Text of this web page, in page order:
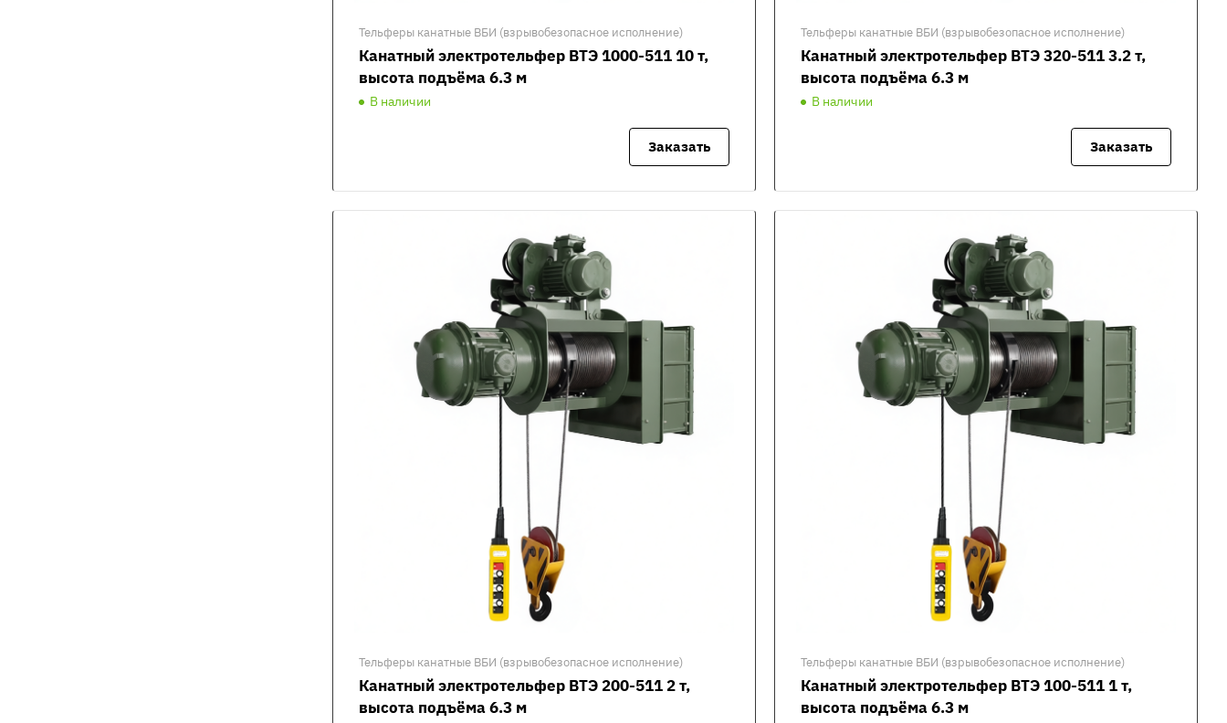
Тельферы канатные ВБИ (взрывобезопасное исполнение)
Канатный электротельфер ВТЭ 1000-511 10 т,
высота подъёма 6.3 м
В наличии
Заказать
Тельферы канатные ВБИ (взрывобезопасное исполнение)
Канатный электротельфер ВТЭ 320-511 3.2 т,
высота подъёма 6.3 м
В наличии
Заказать
Тельферы канатные ВБИ (взрывобезопасное исполнение)
Канатный электротельфер ВТЭ 200-511 2 т,
высота подъёма 6.3 м
Тельферы канатные ВБИ (взрывобезопасное исполнение)
Канатный электротельфер ВТЭ 100-511 1 т,
высота подъёма 6.3 м